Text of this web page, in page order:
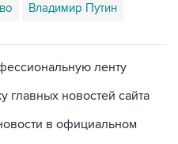
Владимир Путин
ленту
главных новостей сайта
в официальном